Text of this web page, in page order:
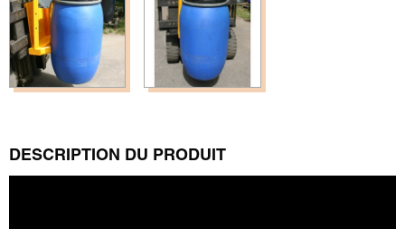
DESCRIPTION DU PRODUIT